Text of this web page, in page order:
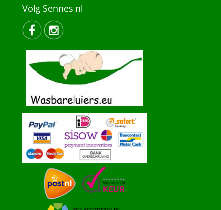
Volg Sennes.nl